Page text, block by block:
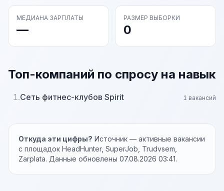
МЕДИАНА ЗАРПЛАТЫ
—
РАЗМЕР ВЫБОРКИ
0
Топ-компаний по спросу на навык
1.Сеть фитнес-клубов Spirit 1 вакансий
Откуда эти цифры? Источник — активные вакансии
с площадок HeadHunter, SuperJob, Trudvsem,
Zarplata. Данные обновлены 07.08.2026 03:41.